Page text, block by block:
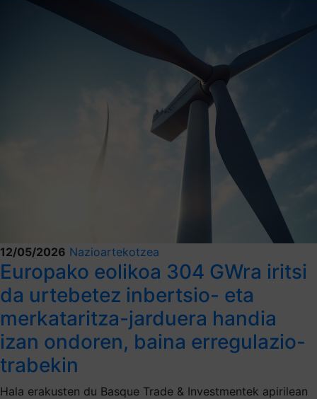
12/05/2026 Nazioartekotzea
Europako eolikoa 304 GWra iritsi
da urtebetez inbertsio- eta
merkataritza-jarduera handia
izan ondoren, baina erregulazio-
trabekin
Hala erakusten du Basque Trade & Investmentek apirilean